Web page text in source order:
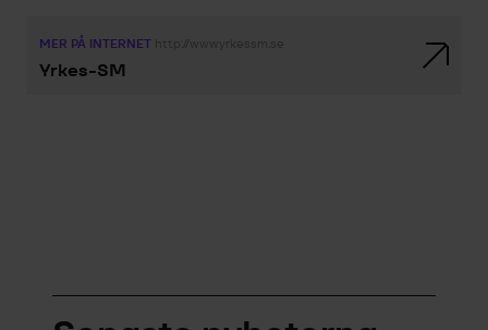
MER PÅ INTERNET http://www.yrkessm.se
Yrkes-SM